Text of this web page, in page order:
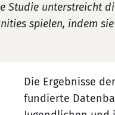
Studie unterstreicht
spielen, indem
Die Ergebnisse
fundierte